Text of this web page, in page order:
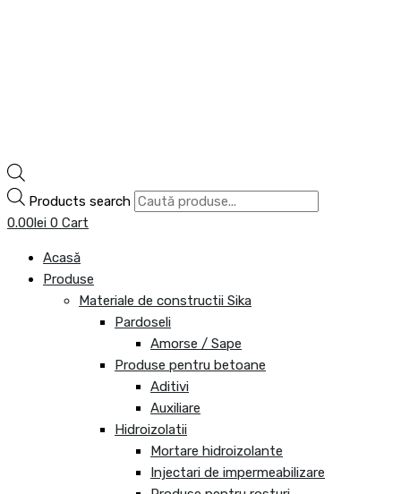
Products search
0.00lei 0 Cart
Acasă
Produse
Materiale de constructii Sika
Pardoseli
Amorse / Sape
Produse pentru betoane
Aditivi
Auxiliare
Hidroizolatii
Mortare hidroizolante
Injectari de impermeabilizare